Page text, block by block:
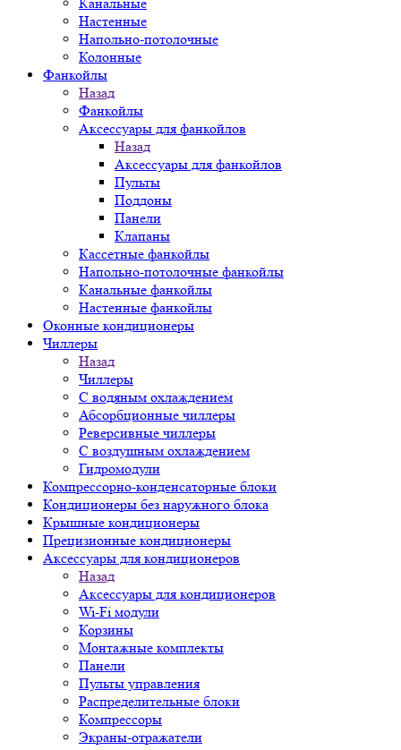
Настенные
Напольно-потолочные
Колонные
Фанкойлы
Назад
Фанкойлы
Аксессуары для фанкойлов
Назад
Аксессуары для фанкойлов
Пульты
Поддоны
Панели
Клапаны
Кассетные фанкойлы
Напольно-потолочные фанкойлы
Канальные фанкойлы
Настенные фанкойлы
Оконные кондиционеры
Чиллеры
Назад
Чиллеры
С водяным охлаждением
Абсорбционные чиллеры
Реверсивные чиллеры
С воздушным охлаждением
Гидромодули
Компрессорно-конденсаторные блоки
Кондиционеры без наружного блока
Крышные кондиционеры
Прецизионные кондиционеры
Аксессуары для кондиционеров
Назад
Аксессуары для кондиционеров
Wi-Fi модули
Корзины
Монтажные комплекты
Панели
Пульты управления
Распределительные блоки
Компрессоры
Экраны-отражатели